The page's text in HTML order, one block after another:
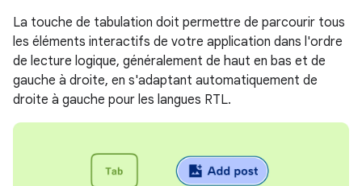
La touche de tabulation doit permettre de parcourir tous
les éléments interactifs de votre application dans l'ordre
de lecture logique, généralement de haut en bas et de
gauche à droite, en s'adaptant automatiquement de
droite à gauche pour les langues RTL.